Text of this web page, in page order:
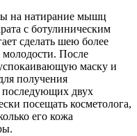
на натирание мышц
с ботулиническим
сделать шею более
После
маску и
получения
последующих двух
посещать косметолога,
его кожа